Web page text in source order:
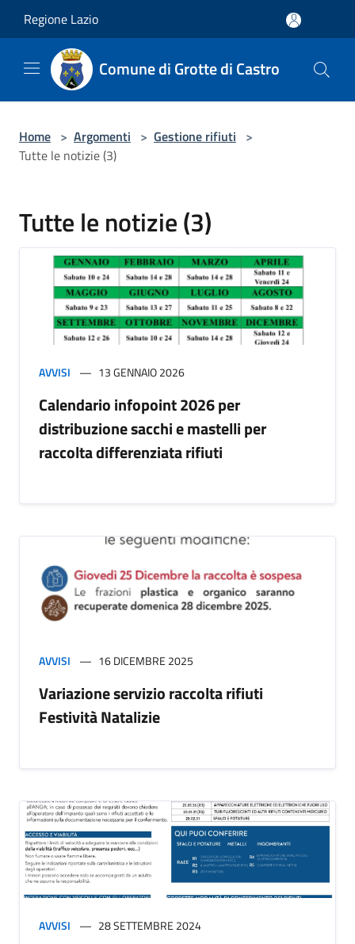
Regione Lazio
Comune di Grotte di Castro
Home > Argomenti > Gestione rifiuti >
Tutte le notizie (3)
Tutte le notizie (3)
AVVISI 13 GENNAIO 2026
Calendario infopoint 2026 per
distribuzione sacchi e mastelli per
raccolta differenziata rifiuti
AVVISI 16 DICEMBRE 2025
Variazione servizio raccolta rifiuti
Festività Natalizie
AVVISI 28 SETTEMBRE 2024